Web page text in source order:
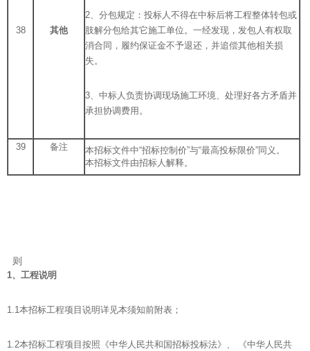
38 其他
2、分包规定：投标人不得在中标后将工程整体转包或
肢解分包给其它施工单位。一经发现，发包人有权取
消合同，履约保证金不予退还，并追偿其他相关损
失。
3、中标人负责协调现场施工环境、处理好各方矛盾并
承担协调费用。
39 备注
本招标文件中“招标控制价”与“最高投标限价”同义。
本招标文件由招标人解释。
则
1、工程说明
1.1本招标工程项目说明详见本须知前附表；
1.2本招标工程项目按照《中华人民共和国招标投标法》、 《中华人民共